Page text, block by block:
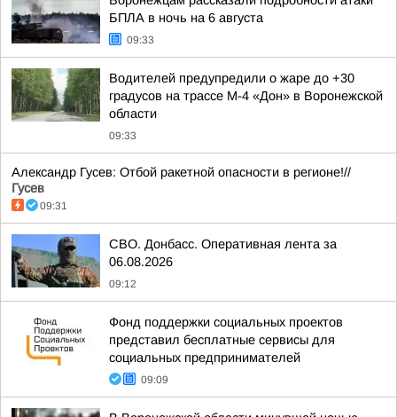
БПЛА в ночь на 6 августа
09:33
Водителей предупредили о жаре до +30
градусов на трассе М-4 «Дон» в Воронежской
области
09:33
Александр Гусев: Отбой ракетной опасности в регионе!//
Гусев
09:31
СВО. Донбасс. Оперативная лента за
06.08.2026
09:12
Фонд поддержки социальных проектов
представил бесплатные сервисы для
социальных предпринимателей
09:09